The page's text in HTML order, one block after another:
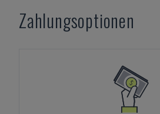
Zahlungsoptionen